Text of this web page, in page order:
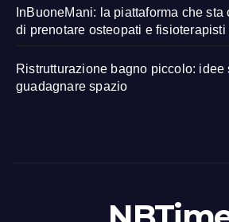
InBuoneMani: la piattaforma che
di prenotare osteopati e fisioterapisti
Ristrutturazione bagno piccolo: idee
guadagnare spazio